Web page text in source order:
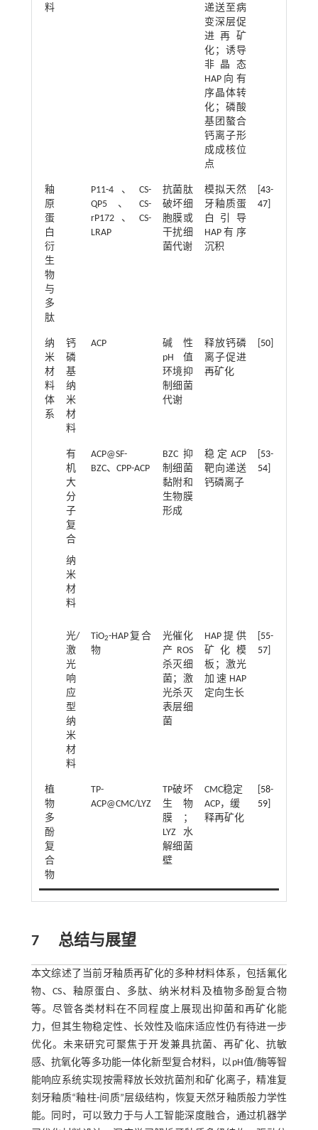
料
递送至病
变深层促
进再矿
化；诱导
非晶态
HAP向有
序晶体转
化；磷酸
基团螯合
钙离子形
成成核位
点
釉
原
蛋
白
衍
生
物
与
多
肽
P11-4、CS-
QP5、CS-
rP172、CS-
LRAP
抗菌肽
破坏细
胞膜或
干扰细
菌代谢
模拟天然
牙釉质蛋
白引导
HAP有序
沉积
43-
47]
纳
米
材
料
体
系
钙
磷
基
纳
米
材
料
ACP
碱性
pH值
环境抑
制细菌
代谢
释放钙磷
离子促进
再矿化
50]
有
机
大
分
子
复
合
纳
米
材
料
ACP@SF-
BZC、CPP-ACP
BZC抑
制细菌
黏附和
生物膜
形成
稳定ACP
靶向递送
钙磷离子
53-
54]
光/
激
光
响
应
型
纳
米
材
料
TiO2-HAP复合
物
光催化
产ROS
杀灭细
菌；激
光杀灭
表层细
菌
HAP提供
矿化模
板；激光
加速HAP
定向生长
55-
57]
植
物
多
酚
复
合
物
TP-
ACP@CMC/LYZ
TP破坏
生物
膜；
LYZ水
解细菌
壁
CMC稳定
ACP，缓
释再矿化
58-
59]
7总结与展望
本文综述了当前牙釉质再矿化的多种材料体系，包括氟化
物、CS、釉原蛋白、多肽、纳米材料及植物多酚复合物
等。尽管各类材料在不同程度上展现出抑菌和再矿化能
力，但其生物稳定性、长效性及临床适应性仍有待进一步
优化。未来研究可聚焦于开发兼具抗菌、再矿化、抗敏
感、抗氧化等多功能一体化新型复合材料，以pH值/酶等智
能响应系统实现按需释放长效抗菌剂和矿化离子，精准复
刻牙釉质“釉柱-间质”层级结构，恢复天然牙釉质般力学性
能。同时，可以致力于与人工智能深度融合，通过机器学